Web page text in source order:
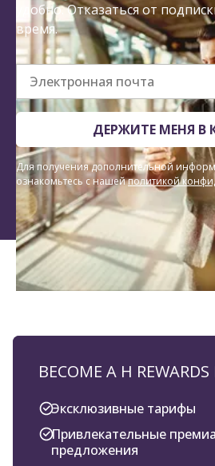
удобно. Отказаться от
время.
Электронная почта
ДЕРЖИТЕ МЕНЯ В
Для получения дополнительной
ознакомьтесь с нашейполитикой
BECOME A H
Эксклюзивные тарифы
Привлекательные
предложения